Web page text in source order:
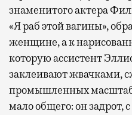
знаменитого актера
«Я раб этой вагины»,
женщине, а к
которую ассистент
заклеивают жвачками,
промышленных
мало общего: он задрот,